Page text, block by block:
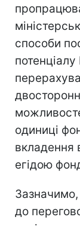
способи
одиниці
вкладення
егідою
до